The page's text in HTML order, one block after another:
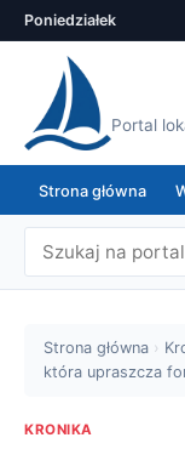
Poniedziałek
Portal
Strona główna
Strona główna ›
która upraszcza
KRONIKA